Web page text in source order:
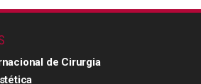
de Cirurgia